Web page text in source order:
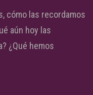
cómo las recordamos
aún hoy las
¿Qué hemos